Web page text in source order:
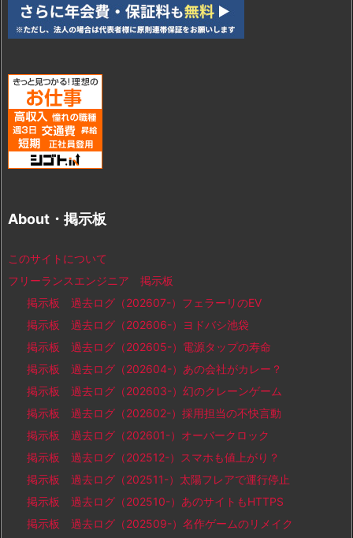
About・掲示板
このサイトについて
フリーランスエンジニア 掲示板
掲示板 過去ログ（202607-）フェラーリのEV
掲示板 過去ログ（202606-）ヨドバシ池袋
掲示板 過去ログ（202605-）電源タップの寿命
掲示板 過去ログ（202604-）あの会社がカレー？
掲示板 過去ログ（202603-）幻のクレーンゲーム
掲示板 過去ログ（202602-）採用担当の不快言動
掲示板 過去ログ（202601-）オーバークロック
掲示板 過去ログ（202512-）スマホも値上がり？
掲示板 過去ログ（202511-）太陽フレアで運行停止
掲示板 過去ログ（202510-）あのサイトもHTTPS
掲示板 過去ログ（202509-）名作ゲームのリメイク